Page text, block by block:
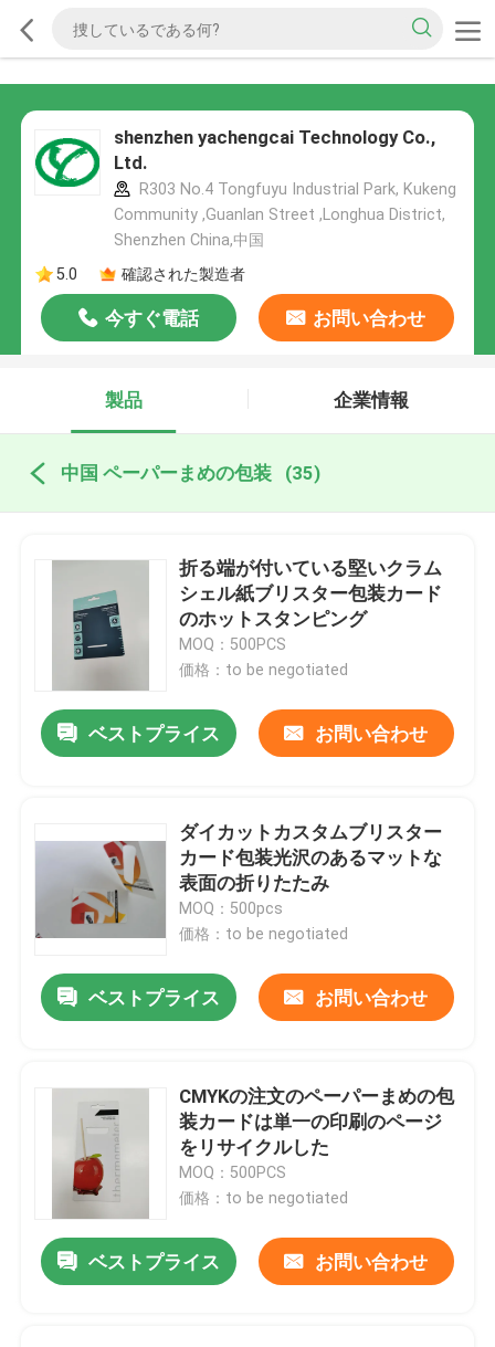
shenzhen yachengcai Technology Co.,
Ltd.
R303 No.4 Tongfuyu Industrial Park, Kukeng
Community ,Guanlan Street ,Longhua District,
Shenzhen China,中国
5.0
確認された製造者
今すぐ電話 お問い合わせ
製品 企業情報
中国 ペーパーまめの包装 (35)
折る端が付いている堅いクラム
シェル紙ブリスター包装カード
のホットスタンピング
MOQ：500PCS
価格：to be negotiated
ベストプライス お問い合わせ
ダイカットカスタムブリスター
カード包装光沢のあるマットな
表面の折りたたみ
MOQ：500pcs
価格：to be negotiated
ベストプライス お問い合わせ
CMYKの注文のペーパーまめの包
装カードは単一の印刷のページ
をリサイクルした
MOQ：500PCS
価格：to be negotiated
ベストプライス お問い合わせ